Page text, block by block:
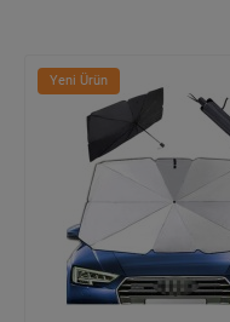
Yeni Ürün